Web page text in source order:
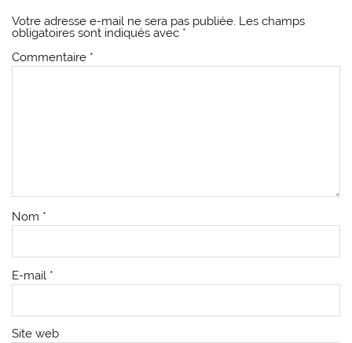
Votre adresse e-mail ne sera pas publiée. Les champs
obligatoires sont indiqués avec *
Commentaire *
Nom *
E-mail *
Site web